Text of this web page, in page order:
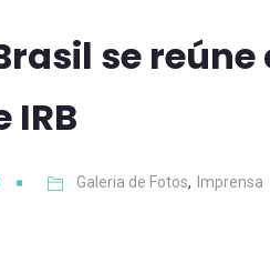
se
IRB
Galeria de Fotos, Imprensa